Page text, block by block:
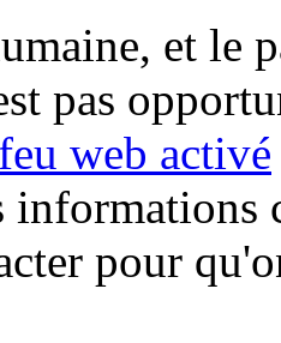
et le
pas
web activé
informations
pour